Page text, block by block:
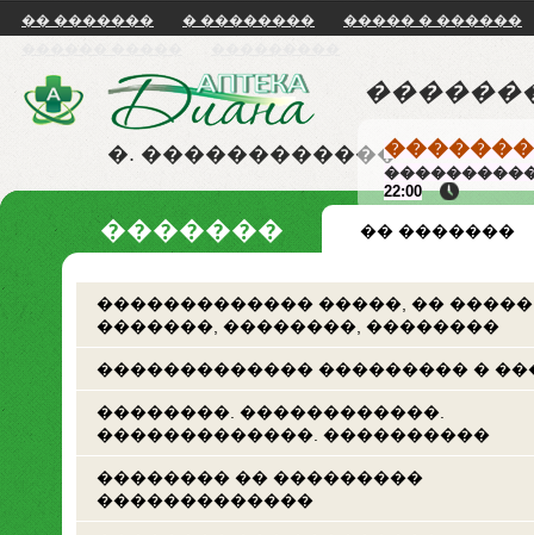
�� ������� � ��������
����� � ������
�. ������������
22:00
������� �� �������
������������� �����, ��
�������, ��������, ��������
������������� ��������� �
��������. ������������.
�������������. ����������
�������� �� ���������
�������������